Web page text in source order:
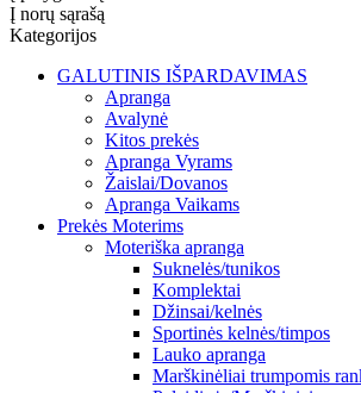
Į norų sąrašą
Kategorijos
GALUTINIS IŠPARDAVIMAS
Apranga
Avalynė
Kitos prekės
Apranga Vyrams
Žaislai/Dovanos
Apranga Vaikams
Prekės Moterims
Moteriška apranga
Suknelės/tunikos
Komplektai
Džinsai/kelnės
Sportinės kelnės/timpos
Lauko apranga
Marškinėliai trumpomis